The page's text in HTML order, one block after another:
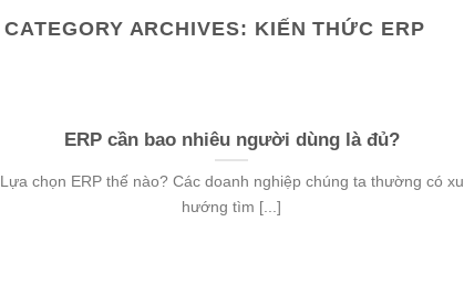
CATEGORY ARCHIVES: KIẾN THỨC ERP
ERP cần bao nhiêu người dùng là đủ?
Lựa chọn ERP thế nào? Các doanh nghiệp chúng ta thường có xu
hướng tìm [...]